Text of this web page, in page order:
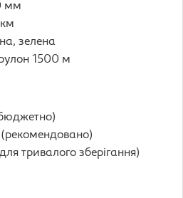
мм
зелена
1500 м
тривалого зберігання)